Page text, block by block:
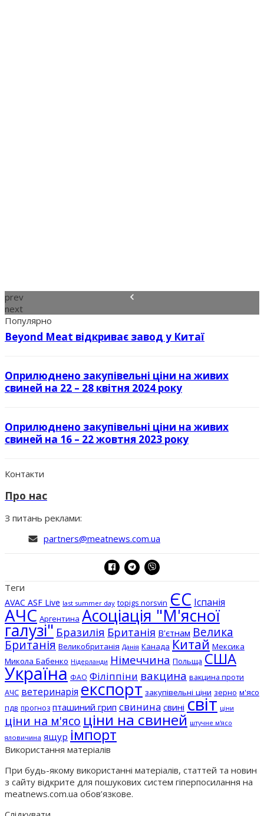
prev
next
Популярно
Beyond Meat відкриває завод у Китаї
Оприлюднено закупівельні ціни на живих
свиней на 22 – 28 квітня 2024 року
Оприлюднено закупівельні ціни на живих
свиней на 16 – 22 жовтня 2023 року
Контакти
Про нас
З питань реклами:
partners@meatnews.com.ua
Теги
AVAC ASF Live last summer day topigs norsvin ЄС Іспанія
АЧС Аргентина Асоціація "М'ясної
галузі" Бразилія Британія В'єтнам Велика
Британія Великобританія Данія Канада Китай Мексика
Микола Бабенко Нідерланди Німеччина Польща США
Україна ФАО Філіппіни вакцина вакцина проти
АЧС ветеринарія експорт закупівельні ціни зерно м'ясо
пдв прогноз пташиний грип свинина свині світ ціни
ціни на м'ясо ціни на свиней штучне м'ясо
яловичина ящур імпорт
Використання матеріалів
При будь-якому використанні матеріалів, статтей та новин
з сайту відкрите для пошукових систем гіперпосилання на
meatnews.com.ua обов’язкове.